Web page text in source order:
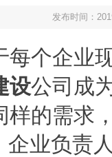
发布时间：
个企业
设公司成
样的需求
企业负责